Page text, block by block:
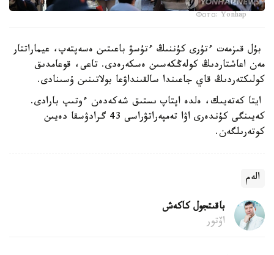
Фото: Yonhap
بۇل قىزمەت ءتۇرى كۇننىڭ ءتۇسۋ باعىتىن ەسەپتەپ، عيماراتتار
مەن اعاشتاردىڭ كولەڭكەسىن ەسكەرەدى. تاعى، قوعامدىق
كولىكتەردىڭ قاي جاعىندا سالقىنداۋعا بولاتىنىن ۇسىنادى.
ايتا كەتەيىك، ەلدە اپتاپ ىستىق شەكەدەن ءوتىپ بارادى.
كەيىنگى كۇندەرى اۋا تەمپەراتۋراسى 43 گرادۋسقا دەيىن
كوتەرىلگەن.
الەم
باقىتجول كاكەش
اۆتور